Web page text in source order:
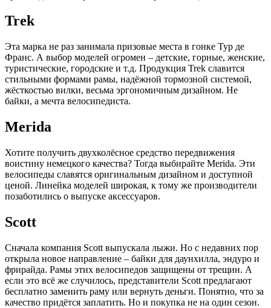
Trek
Эта марка не раз занимала призовые места в гонке Тур де
Франс. А выбор моделей огромен – детские, горные, женские,
туристические, городские и т.д. Продукция Trek славится
стильными формами рамы, надёжной тормозной системой,
жёсткостью вилки, весьма эргономичным дизайном. Не
байки, а мечта велосипедиста.
Merida
Хотите получить двухколёсное средство передвижения
воистину немецкого качества? Тогда выбирайте Merida. Эти
велосипеды славятся оригинальным дизайном и доступной
ценой. Линейка моделей широкая, к тому же производители
позаботились о выпуске аксессуаров.
Scott
Сначала компания Scott выпускала лыжи. Но с недавних пор
открыла новое направление – байки для даунхилла, эндуро и
фрирайда. Рамы этих велосипедов защищены от трещин. А
если это всё же случилось, представители Scott предлагают
бесплатно заменить раму или вернуть деньги. Понятно, что за
качество придётся заплатить. Но и покупка не на один сезон.